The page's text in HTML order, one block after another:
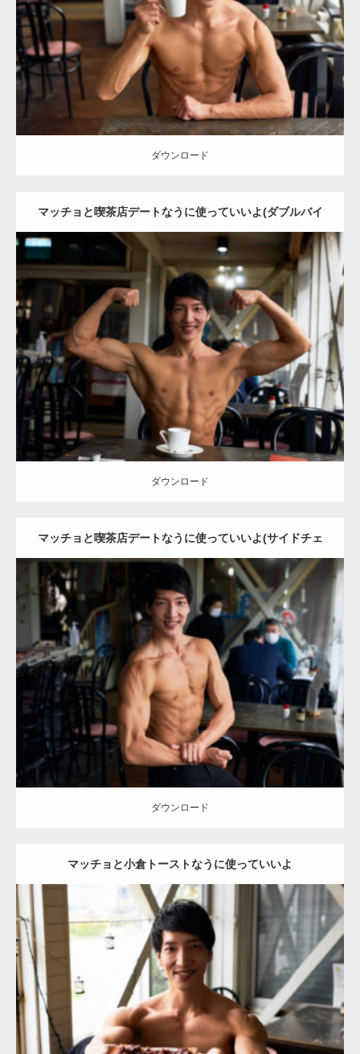
胸筋 肩 腹筋 名古屋 (愛知)
ダウンロード
ダウンロード
マッチョと喫茶店デートなうに使っていいよ(ダブルバイ
Update: 2023.02.11
Category:喫茶店のマッチョ(名古屋) その他 AKIHITO(細マッチョ)
腕二頭筋
腹筋 名古屋 (愛知)
ダウンロード
ダウンロード
マッチョと喫茶店デートなうに使っていいよ(サイドチェ
スト)
Update:2023.02.11
Category:喫茶店のマッチョ(名古屋) その他 AKIHITO(細マッチョ) 大
胸筋
上腕二頭筋 腹筋 名古屋 (愛知)
ダウンロード
ダウンロード
マッチョと小倉トーストなうに使っていいよ
Update:2023.02.11
Category:喫茶店のマッチョ(名古屋) その他 AKIHITO(細マッチョ)
名古屋 (愛知)
ダウンロード